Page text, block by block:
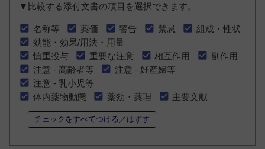
▼比較する添付文書の項目を選択できます。
名称等 薬価 警告 禁忌
組成・性状
効能・効果/用法・用量
慎重投与
重要な注意 相互作用
副作用
注意 - 高齢者等
注意 - 妊産婦等
注意 - 乳小児等
体内薬物動態
薬効・薬理 主要文献
チェックをすべてつける／はずす